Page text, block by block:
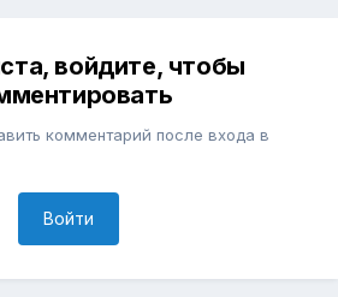
войдите, чтобы
комментарий после входа в
Войти